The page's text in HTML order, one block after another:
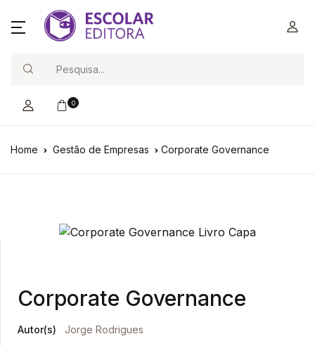
0
Home Gestão de Empresas Corporate Governance
Corporate Governance
Autor(s) Jorge Rodrigues